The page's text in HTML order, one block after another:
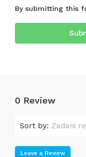
By submitting this
0 Review
Sort by: Zadani
Leave a Review